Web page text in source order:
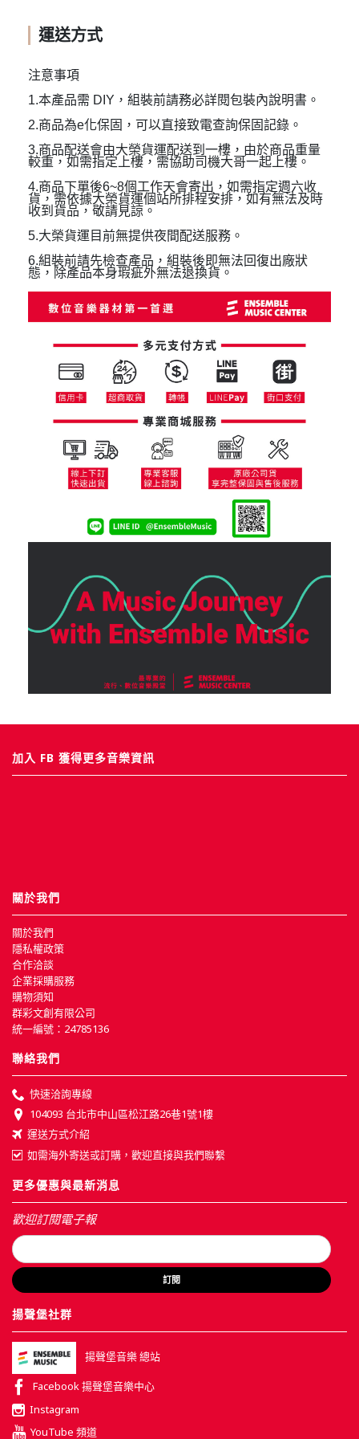
運送方式
注意事項
1.本產品需 DIY，組裝前請務必詳閱包裝內說明書。
2.商品為e化保固，可以直接致電查詢保固記錄。
3.商品配送會由大榮貨運配送到一樓，由於商品重量
較重，如需指定上樓，需協助司機大哥一起上樓。
4.商品下單後6~8個工作天會寄出，如需指定週六收
貨，需依據大榮貨運個站所排程安排，如有無法及時
收到貨品，敬請見諒。
5.大榮貨運目前無提供夜間配送服務。
6.組裝前請先檢查產品，組裝後即無法回復出廠狀
態，除產品本身瑕疵外無法退換貨。
加入 FB 獲得更多音樂資訊
關於我們
關於我們
隱私權政策
合作洽談
企業採購服務
購物須知
群彩文創有限公司
統一編號：24785136
聯絡我們
快速洽詢專線
104093 台北市中山區松江路26巷1號1樓
運送方式介紹
如需海外寄送或訂購，歡迎直接與我們聯繫
更多優惠與最新消息
歡迎訂閱電子報
訂閱
揚聲堡社群
揚聲堡音樂 總站
Facebook 揚聲堡音樂中心
Instagram
YouTube 頻道